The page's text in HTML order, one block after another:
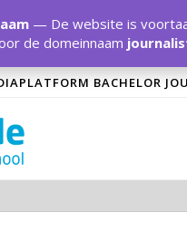
BACHELOR
— De website is
de domeinnaam